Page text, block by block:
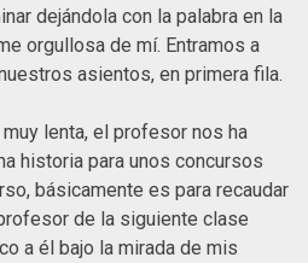
dejándola con la palabra en la
orgullosa de mí. Entramos a
asientos, en primera fila.
lenta, el profesor nos ha
historia para unos concursos
básicamente es para recaudar
de la siguiente clase
a él bajo la mirada de mis